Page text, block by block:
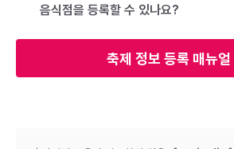
축제 정보 등록 매뉴얼
음식점을 등록할 수 있나요?